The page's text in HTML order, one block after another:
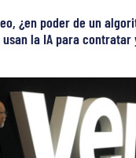
¿en poder de un
usan la IA para contratar